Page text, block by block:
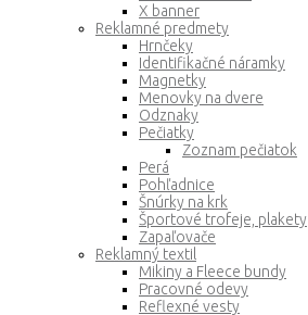
X banner
Reklamné predmety
Hrnčeky
Identifikačné náramky
Magnetky
Menovky na dvere
Odznaky
Pečiatky
Zoznam pečiatok
Perá
Pohľadnice
Šnúrky na krk
Športové trofeje, plakety
Zapaľovače
Reklamný textil
Mikiny a Fleece bundy
Pracovné odevy
Reflexné vesty